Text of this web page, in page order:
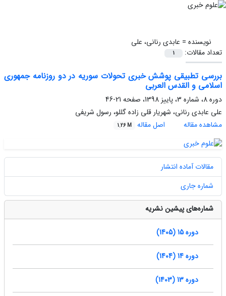
نویسنده = عابدی رنانی، علی
تعداد مقالات:
1
بررسی تطبیقی پوشش خبری تحولات سوریه در دو روزنامه جمهوری
اسلامی و القدس العربی
دوره 8، شماره 3، پاییز 1398، صفحه
21-46
علی عابدی رنانی، شهریار قلی زاده گللو، رسول شریفی
مشاهده مقاله
اصل مقاله 1.26 M
مقالات آماده انتشار
شماره جاری
شماره‌های پیشین نشریه
دوره 15 (1405)
دوره 14 (1404)
دوره 13 (1403)